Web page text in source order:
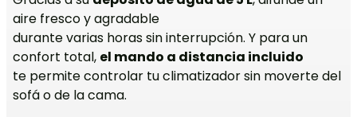
aire fresco y agradable
durante varias horas sin interrupción. Y para un
confort total, el mando a distancia incluido
te permite controlar tu climatizador sin moverte del
sofá o de la cama.